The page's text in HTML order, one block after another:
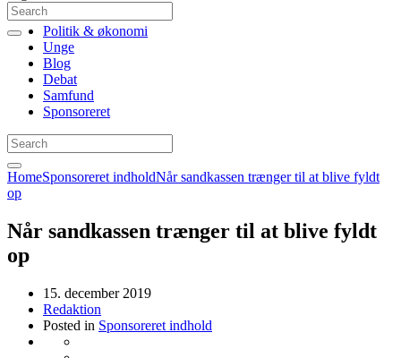
Politik & økonomi
Unge
Blog
Debat
Samfund
Sponsoreret
HomeSponsoreret indholdNår sandkassen trænger til at blive fyldt
op
Når sandkassen trænger til at blive fyldt
op
15. december 2019
Redaktion
Posted in Sponsoreret indhold